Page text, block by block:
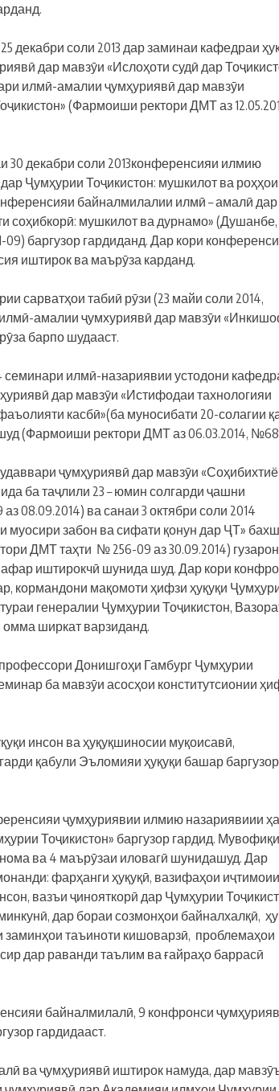
декабри соли 2013 дар заминаи кафедраи
дар мавзӯи «Ислоҳоти судӣ дар
илмӣ-амалии ҷумҳуриявӣ дар мавзӯи
(Фармоиши ректори ДМТ аз
30 декабри соли 2013конференсияи илмию
Ҷумҳурии Тоҷикистон: мушкилот ва роҳҳои
байналмилалии илмӣ – амалӣ дар
соҳибкорӣ: мушкилот ва дурнамо» (Душанбе,
баргузор гардиданд. Дар кори
иштирок ва маърӯза карданд.
сарватҳои табиӣ рӯзи (23 майи соли 2014,
амалии ҷумхуриявӣ дар мавзӯи
барпо шудааст.
илмӣ-назариявии устодони
дар мавзӯи «Истифодаи тахнологияи
касбӣ»(ба муносибати 20-солагии
(Фармоиши ректори ДМТ аз 06.03.2014,
ҷумҳуриявӣ дар мавзӯи
ба таҷлили 23 – юмин солгарди ҷашни
08.09.2014) ва санаи 3 октябри соли 2014
забон ва сифати қонун дар ҶТ»
ДМТ таҳти № 256-09 аз 30.09.2014)
иштирокчӣ шунида шуд. Дар кори
кормандони мақомоти ҳифзи ҳуқуқи
генералии Ҷумҳурии Тоҷикистон,
ширкат варзиданд.
Донишгоҳи Гамбург Ҷумҳурии
ба мавзӯи асосҳои конститутсионии
инсон ва ҳуқуқшиносии муқоисавӣ,
қабули Эъломияи ҳуқуқи башар баргузор
ҷумҳуриявии илмию назариявиии
Тоҷикистон» баргузор гардид. Мувофиқи
ва 4 маърӯзаи иловагӣ шунидашуд. Дар
фарҳанги ҳуқуқӣ, вазифаҳои иҷтимоии
вазъи ҷинояткорӣ дар Ҷумҳурии
дар бораи созмонҳои байналхалқӣ,
заминҳои таъиноти кишоварзӣ, проблемаҳои
дар раванди таълим ва ғайраҳо баррасӣ
байналмилалӣ, 9 конфронси
гардидааст.
ва ҷумҳуриявӣ иштирок намуда, дар